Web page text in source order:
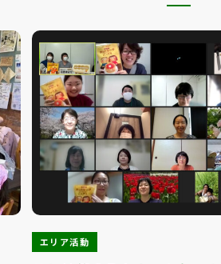
エリア活動